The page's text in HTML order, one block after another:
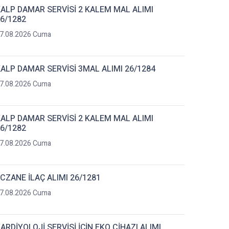
DAMAR SERVİSİ 2 KALEM MAL ALIMI
1282
Cuma
DAMAR SERVİSİ 3MAL ALIMI 26/1284
Cuma
DAMAR SERVİSİ 2 KALEM MAL ALIMI
1282
Cuma
İLAÇ ALIMI 26/1281
Cuma